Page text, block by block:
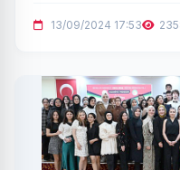
13/09/2024 17:53